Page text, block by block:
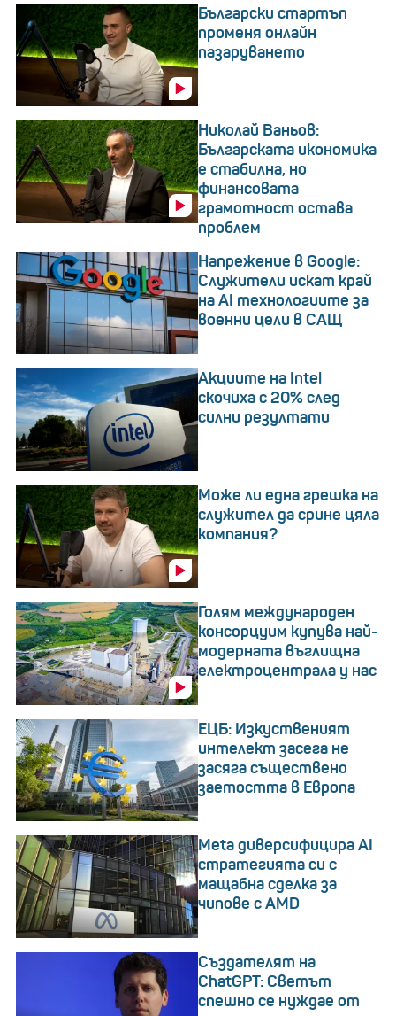
Български стартъп
променя онлайн
пазаруването
Николай Ваньов:
Българската икономика
е стабилна, но
финансовата
грамотност остава
проблем
Напрежение в Google:
Служители искат край
на AI технологиите за
военни цели в САЩ
Акциите на Intel
скочиха с 20% след
силни резултати
Може ли една грешка на
служител да срине цяла
компания?
Голям международен
консорцуим купува най-
модерната въглищна
електроцентрала у нас
ЕЦБ: Изкуственият
интелект засега не
засяга съществено
заетостта в Европа
Meta диверсифицира AI
стратегията си с
мащабна сделка за
чипове с AMD
Създателят на
ChatGPT: Светът
спешно се нуждае от